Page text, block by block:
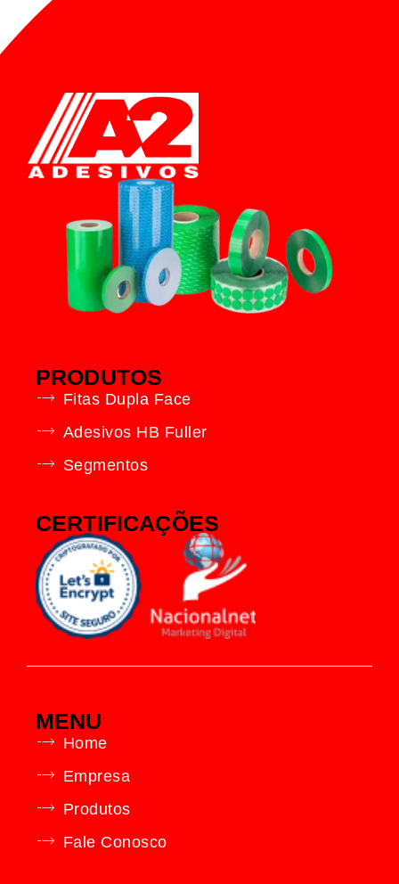
PRODUTOS
Fitas Dupla Face
Adesivos HB Fuller
Segmentos
CERTIFICAÇÕES
MENU
Home
Empresa
Produtos
Fale Conosco